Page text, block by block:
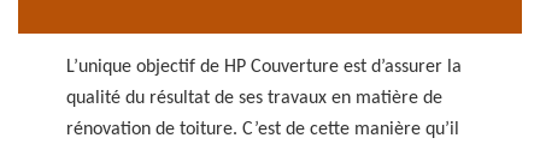
L’unique objectif de HP Couverture est d’assurer la
qualité du résultat de ses travaux en matière de
rénovation de toiture. C’est de cette manière qu’il